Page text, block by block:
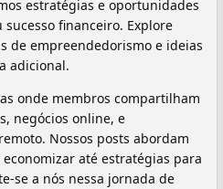
estratégias e oportunidades
financeiro. Explore
de empreendedorismo e ideias
adicional.
onde membros compartilham
negócios online, e
Nossos posts abordam
até estratégias para
se a nós nessa jornada de